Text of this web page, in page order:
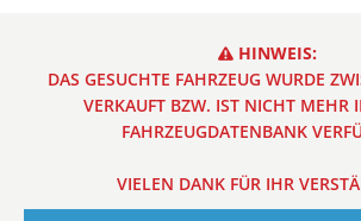
HINWEIS:
DAS GESUCHTE FAHRZEUG WURDE
VERKAUFT BZW. IST NICHT MEHR
FAHRZEUGDATENBANK
VIELEN DANK FÜR IHR